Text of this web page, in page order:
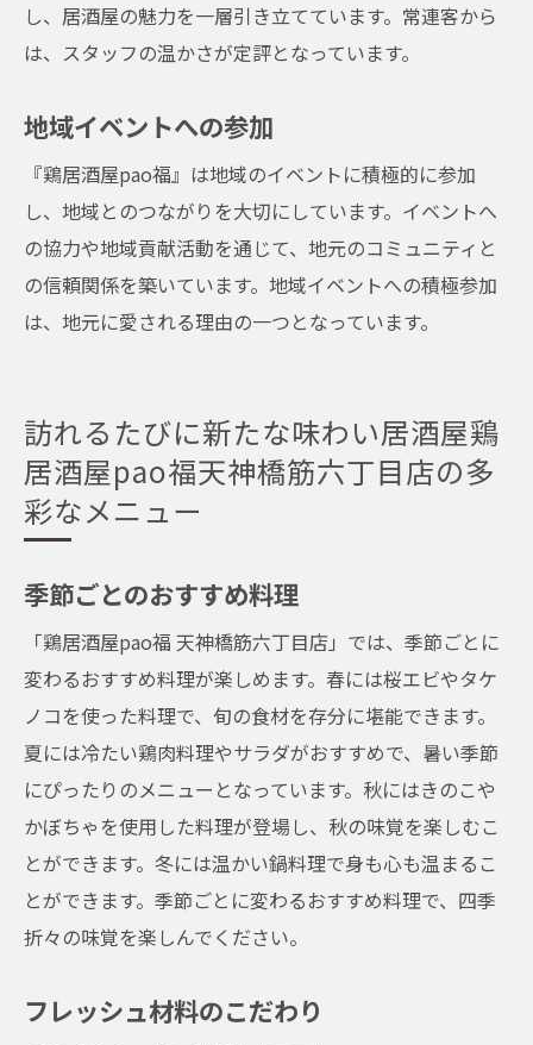
し、居酒屋の魅力を一層引き立てています。常連客から
は、スタッフの温かさが定評となっています。
地域イベントへの参加
『鶏居酒屋pao福』は地域のイベントに積極的に参加
し、地域とのつながりを大切にしています。イベントへ
の協力や地域貢献活動を通じて、地元のコミュニティと
の信頼関係を築いています。地域イベントへの積極参加
は、地元に愛される理由の一つとなっています。
訪れるたびに新たな味わい居酒屋鶏
居酒屋pao福天神橋筋六丁目店の多
彩なメニュー
季節ごとのおすすめ料理
「鶏居酒屋pao福 天神橋筋六丁目店」では、季節ごとに
変わるおすすめ料理が楽しめます。春には桜エビやタケ
ノコを使った料理で、旬の食材を存分に堪能できます。
夏には冷たい鶏肉料理やサラダがおすすめで、暑い季節
にぴったりのメニューとなっています。秋にはきのこや
かぼちゃを使用した料理が登場し、秋の味覚を楽しむこ
とができます。冬には温かい鍋料理で身も心も温まるこ
とができます。季節ごとに変わるおすすめ料理で、四季
折々の味覚を楽しんでください。
フレッシュ材料のこだわり